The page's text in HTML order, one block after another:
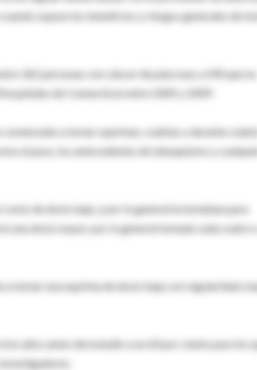
sopese los beneficios y riesgos generales de
362 personas con cáncer de páncreas y 690 que no
de Connecticut entre 2005 y 2009.
a tomar aspirinas, cuántas y durante cuánto
el peso, los antecedentes de tabaquismo y cualquier
de dosis baja, y por lo general la tomaban para
dosis mayor, por lo general tomada cada cuatro a
tomar una aspirina de dosis baja con regularidad,
años antes del estudio a un 60 por ciento para los